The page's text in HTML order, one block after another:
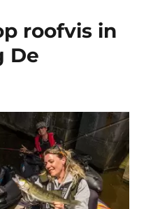
roofvis in
De